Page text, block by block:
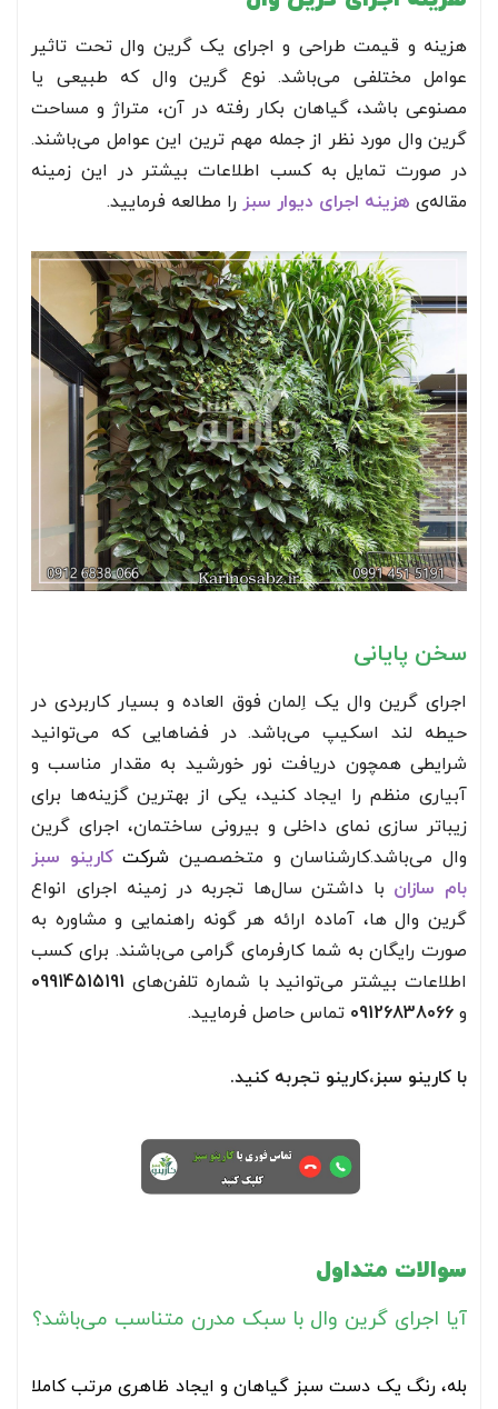
هزینه و قیمت طراحی و اجرای یک گرین وال تحت تاثیر
عوامل مختلفی می‌باشد. نوع گرین وال که طبیعی یا
مصنوعی باشد، گیاهان بکار رفته در آن، متراژ و مساحت
گرین وال مورد نظر از جمله مهم ترین این عوامل می‌باشند.
در صورت تمایل به کسب اطلاعات بیشتر در این زمینه
مقاله‌ی هزینه اجرای دیوار سبز را مطالعه فرمایید.
سخن پایانی
اجرای گرین وال یک اِلمان فوق العاده و بسیار کاربردی در
حیطه لند اسکیپ می‌باشد. در فضاهایی که می‌توانید
شرایطی همچون دریافت نور خورشید به مقدار مناسب و
آبیاری منظم را ایجاد کنید، یکی از بهترین گزینه‌ها برای
زیباتر سازی نمای داخلی و بیرونی ساختمان، اجرای گرین
وال می‌باشد.کارشناسان و متخصصین شرکت کارینو سبز
بام سازان با داشتن سال‌ها تجربه در زمینه اجرای انواع
گرین وال ها، آماده ارائه هر گونه راهنمایی و مشاوره به
صورت رایگان به شما کارفرمای گرامی می‌باشند. برای کسب
اطلاعات بیشتر می‌توانید با شماره تلفن‌های 09914515191
و 09126838066 تماس حاصل فرمایید.
با کارینو سبز،کارینو تجربه کنید.
سوالات متداول
آیا اجرای گرین وال با سبک مدرن متناسب می‌باشد؟
بله، رنگ یک دست سبز گیاهان و ایجاد ظاهری مرتب کاملا